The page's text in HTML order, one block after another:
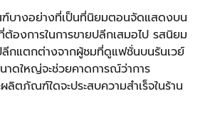
างอย่างที่เป็นที่นิยมตอนจัดแสดงบน
ต้องการในการขายปลีกเสมอไป รสนิยม
กแตกต่างจากผู้ชมที่ดูแฟชั่นบนรันเวย์
าดใหญ่จะช่วยคาดการณ์ว่าการ
ตภัณฑ์ใดจะประสบความสำเร็จในร้าน